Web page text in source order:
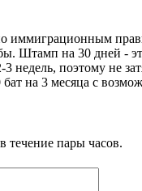
Штамп на 30 дней -
поэтому не
на 3 месяца с
течение пары часов.